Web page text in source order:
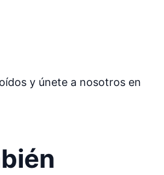
y únete a nosotros en